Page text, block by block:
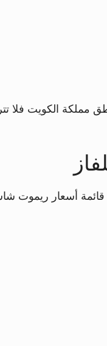
مملكة الكويت فلا
أسعار ريموت